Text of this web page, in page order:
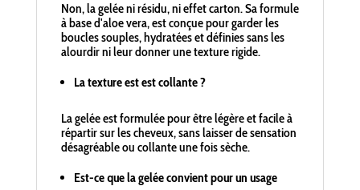
Non, la gelée ni résidu, ni effet carton. Sa formule
à base d'aloe vera, est conçue pour garder les
boucles souples, hydratées et définies sans les
alourdir ni leur donner une texture rigide.
La texture est est collante ?
La gelée est formulée pour être légère et facile à
répartir sur les cheveux, sans laisser de sensation
désagréable ou collante une fois sèche.
Est-ce que la gelée convient pour un usage